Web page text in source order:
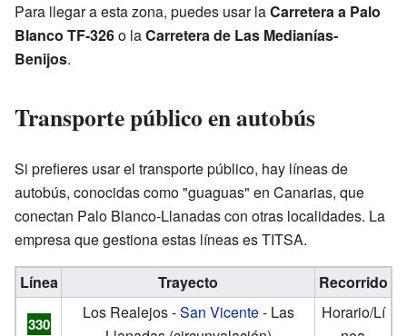
Para llegar a esta zona, puedes usar laCarretera a Palo
Blanco TF-326o laCarretera de Las Medianías-
Benijos.
Transporte público en autobús
Si prefieres usar el transporte público, hay líneas de
autobús, conocidas como "guaguas" en Canarias, que
conectan Palo Blanco-Llanadas con otras localidades. La
empresa que gestiona estas líneas es TITSA.
Línea Trayecto Recorrido
330
Los Realejos -San Vicente- Las
Horario/Lí